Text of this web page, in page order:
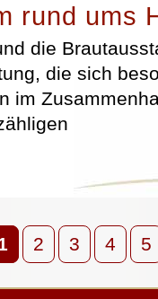
rund ums
die
die sich
im
2 3 4 5